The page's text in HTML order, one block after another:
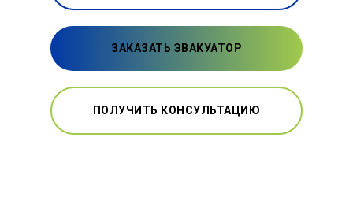
ЗАКАЗАТЬ ЭВАКУАТОР
ПОЛУЧИТЬ КОНСУЛЬТАЦИЮ